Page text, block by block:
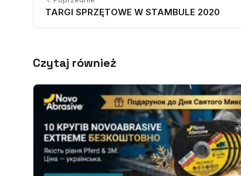
TARGI SPRZĘTOWE W STAMBULE 2020
Czytaj również